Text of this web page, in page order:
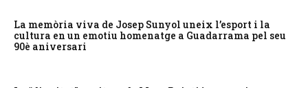
La memòria viva de Josep Sunyol uneix l’esport i la
cultura en un emotiu homenatge a Guadarrama pel seu
90è aniversari